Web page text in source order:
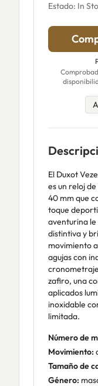
Estado: In
El Duxot
es un reloj
40 mm que
toque
aventurina
distintiva y
movimiento
agujas con
zafiro, una
aplicados
inoxidable
limitada.
Número de
Movimiento:
Tamaño de
Género: